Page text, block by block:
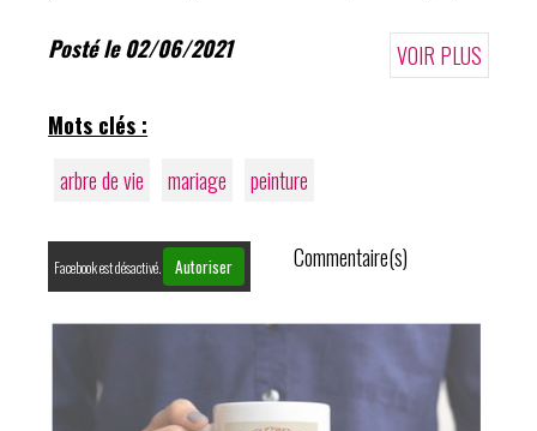
Posté le 02/06/2021 VOIR PLUS
Mots clés :
arbre de vie
mariage peinture
Facebook est désactivé. Autoriser Commentaire(s)